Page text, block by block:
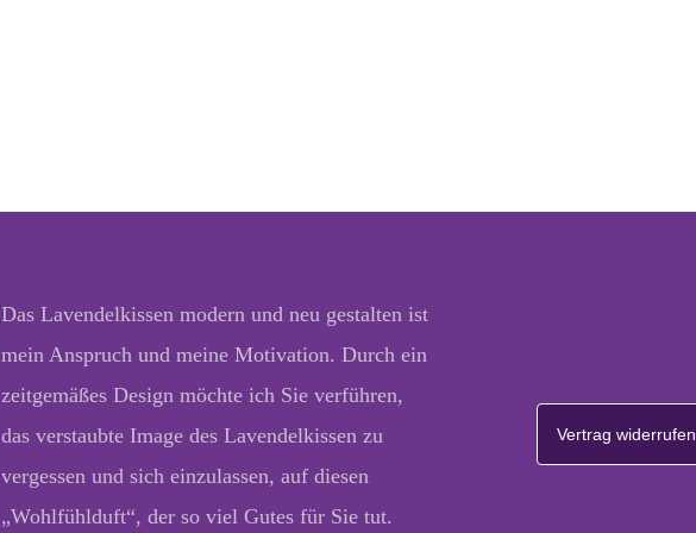
Das Lavendelkissen modern und neu gestalten ist
mein Anspruch und meine Motivation. Durch ein
zeitgemäßes Design möchte ich Sie verführen,
das verstaubte Image des Lavendelkissen zu
vergessen und sich einzulassen, auf diesen
„Wohlfühlduft“, der so viel Gutes für Sie tut.
Vertrag widerrufen